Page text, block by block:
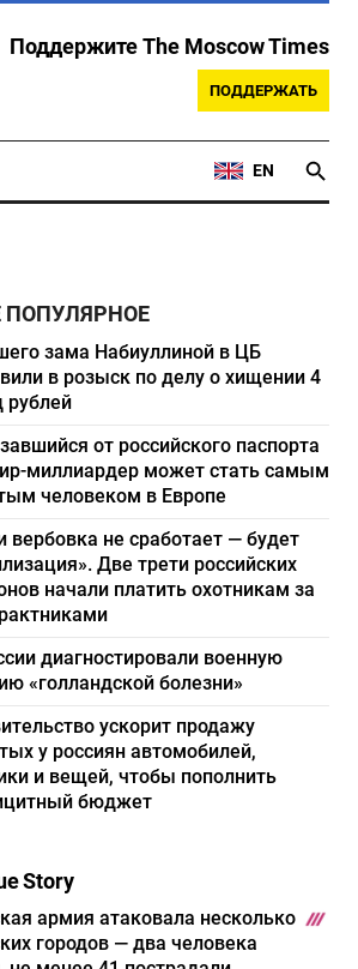
Поддержите The Moscow Times
ПОДДЕРЖАТЬ
EN
ПОПУЛЯРНОЕ
зама Набиуллиной в ЦБ
в розыск по делу о хищении 4
рублей
от российского паспорта
миллиардер может стать самым
человеком в Европе
вербовка не сработает — будет
Две трети российских
начали платить охотникам за
диагностировали военную
«голландской болезни»
ускорит продажу
у россиян автомобилей,
и вещей, чтобы пополнить
бюджет